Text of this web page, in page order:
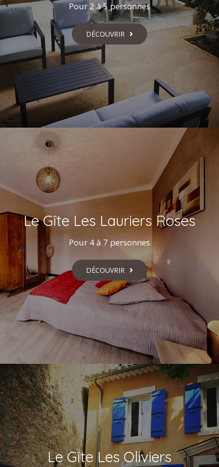
Pour 2 à 5 personnes
DÉCOUVRIR
Le Gîte Les Lauriers Roses
Pour 4 à 7 personnes
DÉCOUVRIR
Le Gîte Les Oliviers